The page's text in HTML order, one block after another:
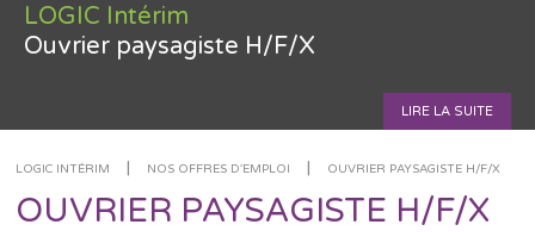
LOGIC Intérim
Ouvrier paysagiste H/F/X
LIRE LA SUITE
LOGIC INTÉRIM | NOS OFFRES D'EMPLOI | OUVRIER PAYSAGISTE H/F/X
OUVRIER PAYSAGISTE H/F/X